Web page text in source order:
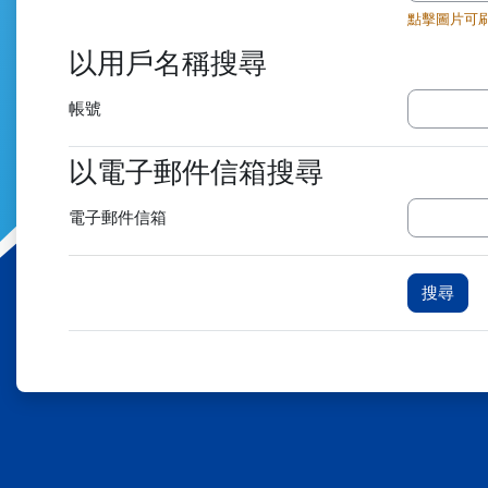
點擊圖片可
以用戶名稱搜尋
以用戶名稱搜尋
帳號
以電子郵件信箱搜尋
以電子郵件信箱搜尋
電子郵件信箱